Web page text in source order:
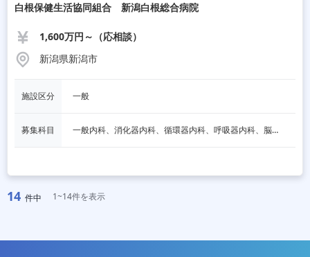
白根保健生活協同組合 新潟白根総合病院
1,600万円～（応相談）
新潟県新潟市
施設区分 一般
募集科目 一般内科、消化器内科、循環器内科、呼吸器内科、脳神経内科、一般外科、消化器外科、整形外科、眼科、皮膚科、泌尿器科、人工透析、人間ドック・検診
14 件中 1~14件を表示